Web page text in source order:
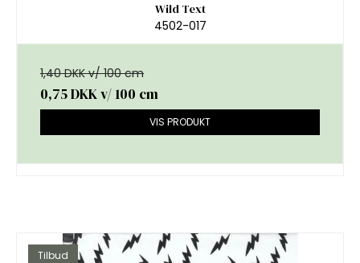
Wild Text
4502-017
1,40 DKK v/ 100 cm
0,75 DKKv/ 100 cm
VIS PRODUKT
Tilbud